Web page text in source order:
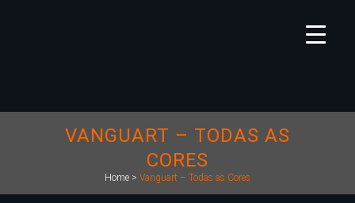
VANGUART – TODAS AS
CORES
Home > Vanguart – Todas as Cores